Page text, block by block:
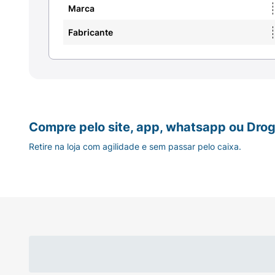
Sugestão de Uso:
Agite bem a embalagem antes e
Certifique-se de que os cabelos
Aplique o produto com jatos curtos
Aguarde alguns instantes até a
Marca
Fabricante
Compre pelo site, app, whatsapp ou
Retire na loja com agilidade e sem passar pelo caixa.